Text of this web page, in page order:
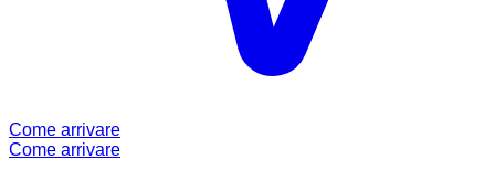
Come arrivare
Come arrivare